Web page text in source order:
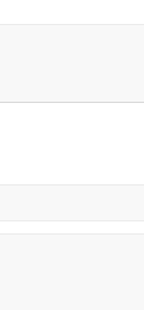
years, we had
when
say, ‘Well,